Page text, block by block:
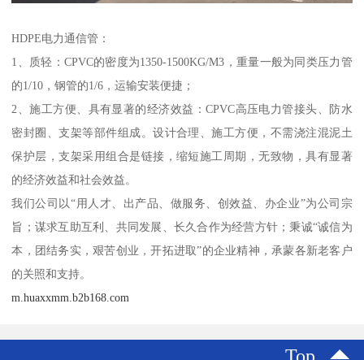
HDPE电力通信管：
1、质轻：CPVC的密度为1350-1500KG/M3，重量一般为同类压力管
的1/10，钢管的1/6，运输安装便捷；
2、施工方便、具有显著的经济效益：CPVC高压电力管接头、防水
密封圈、支架等部件组成。设计合理、施工方便，不需浇注混泥土
保护层，支架采用组合是链接，缩短施工周期，无致物，具有显著
的经济效益和社会效益。
我们公司以“用人才、出产品、做服务、创效益、办企业”为公司宗
旨；谋求互助互利、共同发展、长久合作为经营方针；秉诚“诚信为
本，团结务实，艰苦创业，开拓进取”的企业精神，承蒙各新老客户
的关照和支持。
m.huaxxmm.b2b168.com